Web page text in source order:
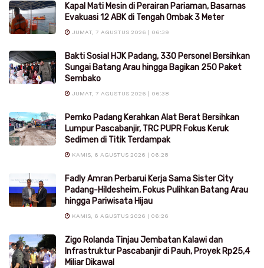
Kapal Mati Mesin di Perairan Pariaman, Basarnas
Evakuasi 12 ABK di Tengah Ombak 3 Meter
JUMAT, 7 AGUSTUS 2026 | 06:39
Bakti Sosial HJK Padang, 330 Personel Bersihkan
Sungai Batang Arau hingga Bagikan 250 Paket
Sembako
JUMAT, 7 AGUSTUS 2026 | 06:38
Pemko Padang Kerahkan Alat Berat Bersihkan
Lumpur Pascabanjir, TRC PUPR Fokus Keruk
Sedimen di Titik Terdampak
KAMIS, 6 AGUSTUS 2026 | 06:28
Fadly Amran Perbarui Kerja Sama Sister City
Padang-Hildesheim, Fokus Pulihkan Batang Arau
hingga Pariwisata Hijau
KAMIS, 6 AGUSTUS 2026 | 06:26
Zigo Rolanda Tinjau Jembatan Kalawi dan
Infrastruktur Pascabanjir di Pauh, Proyek Rp25,4
Miliar Dikawal